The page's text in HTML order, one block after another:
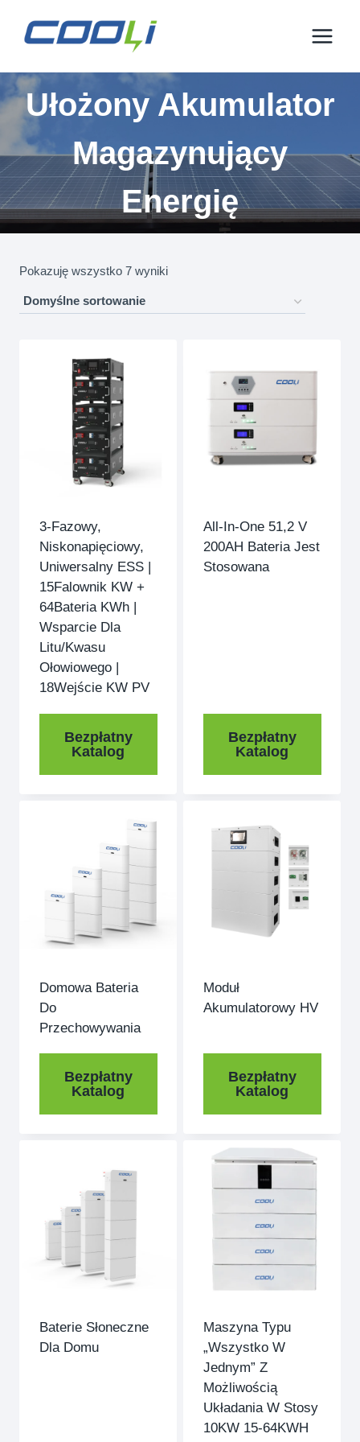
Ułożony Akumulator
Magazynujący
Energię
Pokazuję wszystko 7 wyniki
3-Fazowy,
Niskonapięciowy,
Uniwersalny ESS |
15Falownik KW +
64Bateria KWh |
Wsparcie Dla
Litu/kwasu
Ołowiowego |
18Wejście KW PV
Bezpłatny
Katalog
All-In-One 51,2 V
200AH Bateria Jest
Stosowana
Bezpłatny
Katalog
Domowa Bateria
Do
Przechowywania
Bezpłatny
Katalog
Moduł
Akumulatorowy HV
Bezpłatny
Katalog
Baterie Słoneczne
Dla Domu
Maszyna Typu
„wszystko W
Jednym” Z
Możliwością
Układania W Stosy
10KW 15-64KWH